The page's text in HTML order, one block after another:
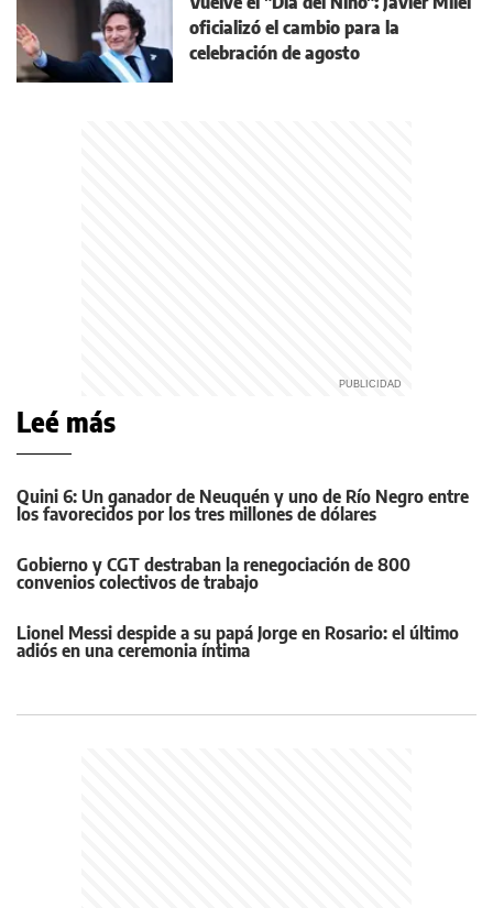
oficializó el cambio para la
celebración de agosto
Leé más
Quini 6: Un ganador de Neuquén y uno de Río Negro entre
los favorecidos por los tres millones de dólares
Gobierno y CGT destraban la renegociación de 800
convenios colectivos de trabajo
Lionel Messi despide a su papá Jorge en Rosario: el último
adiós en una ceremonia íntima